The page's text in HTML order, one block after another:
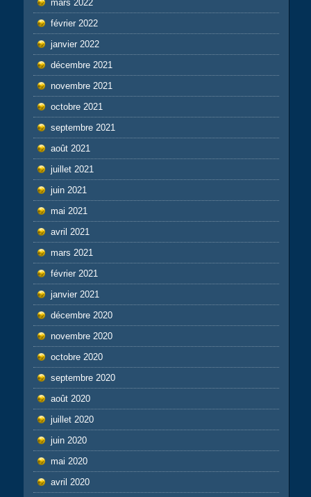
mars 2022
février 2022
janvier 2022
décembre 2021
novembre 2021
octobre 2021
septembre 2021
août 2021
juillet 2021
juin 2021
mai 2021
avril 2021
mars 2021
février 2021
janvier 2021
décembre 2020
novembre 2020
octobre 2020
septembre 2020
août 2020
juillet 2020
juin 2020
mai 2020
avril 2020